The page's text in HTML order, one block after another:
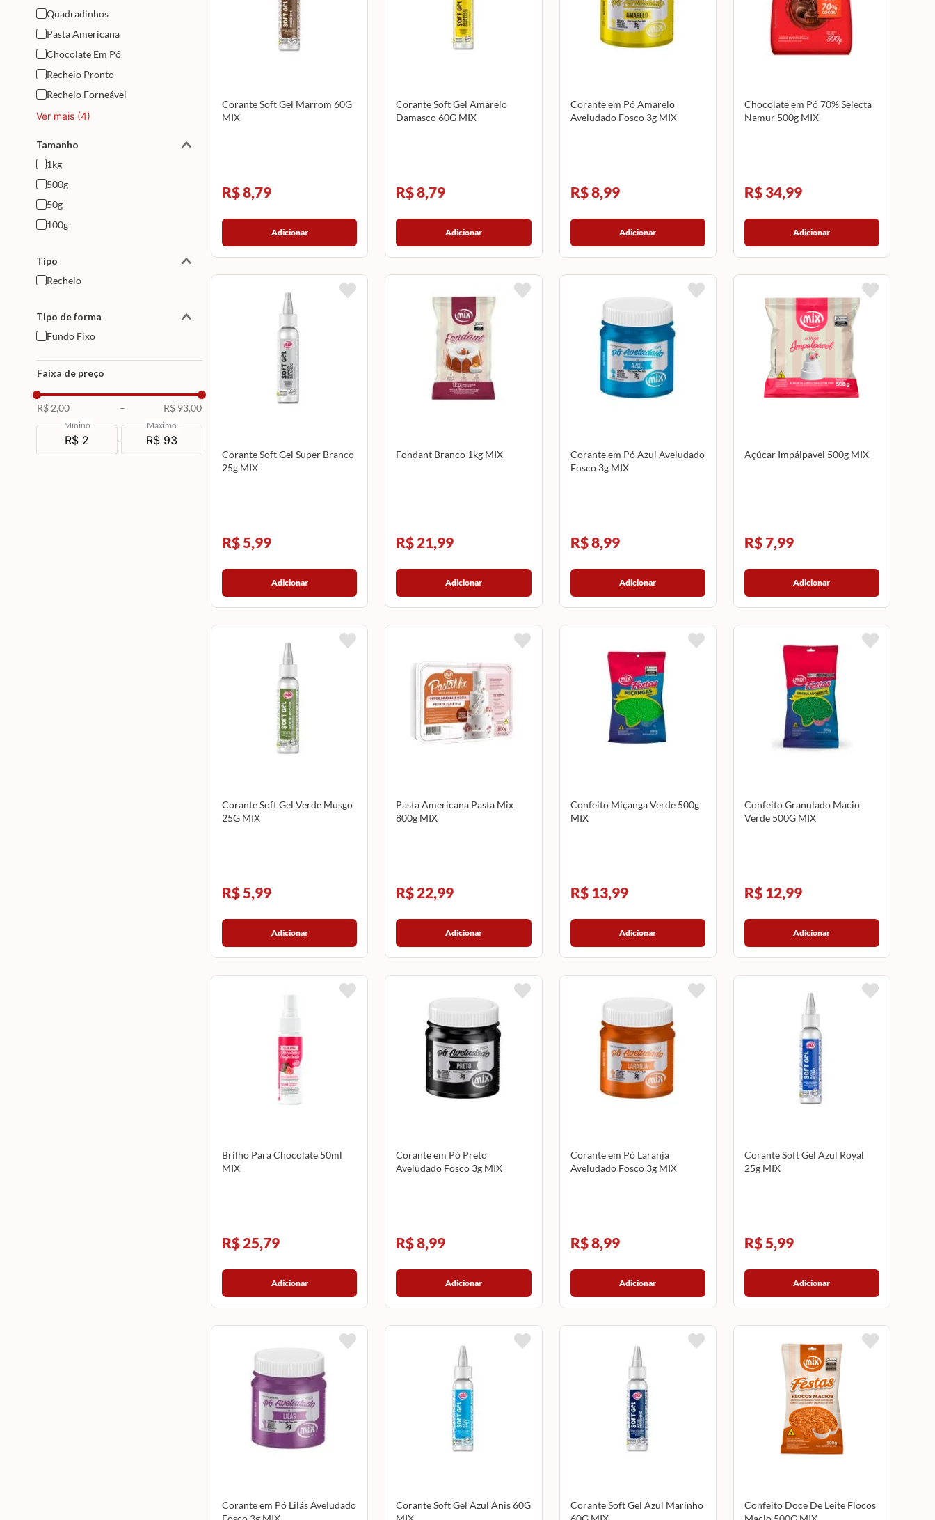
Quadradinhos
Pasta Americana
Chocolate Em Pó
Recheio Pronto
Recheio Forneável
Ver mais (4)
Tamanho
1kg
500g
50g
100g
Tipo
Recheio
Tipo de forma
Fundo Fixo
Faixa de preço
R$ 2,00 – R$ 93,00
Mínino
-
Máximo
Corante Soft Gel Marrom 60G
MIX
R$ 8,79
Adicionar
Corante Soft Gel Amarelo
Damasco 60G MIX
R$ 8,79
Adicionar
Corante em Pó Amarelo
Aveludado Fosco 3g MIX
R$ 8,99
Adicionar
Chocolate em Pó 70% Selecta
Namur 500g MIX
R$ 34,99
Adicionar
Corante Soft Gel Super Branco
25g MIX
R$ 5,99
Adicionar
Fondant Branco 1kg MIX
R$ 21,99
Adicionar
Corante em Pó Azul Aveludado
Fosco 3g MIX
R$ 8,99
Adicionar
Açúcar Impálpavel 500g MIX
R$ 7,99
Adicionar
Corante Soft Gel Verde Musgo
25G MIX
R$ 5,99
Adicionar
Pasta Americana Pasta Mix
800g MIX
R$ 22,99
Adicionar
Confeito Miçanga Verde 500g
MIX
R$ 13,99
Adicionar
Confeito Granulado Macio
Verde 500G MIX
R$ 12,99
Adicionar
Brilho Para Chocolate 50ml
MIX
R$ 25,79
Adicionar
Corante em Pó Preto
Aveludado Fosco 3g MIX
R$ 8,99
Adicionar
Corante em Pó Laranja
Aveludado Fosco 3g MIX
R$ 8,99
Adicionar
Corante Soft Gel Azul Royal
25g MIX
R$ 5,99
Adicionar
Corante em Pó Lilás Aveludado
Corante Soft Gel Azul Anis 60G
Corante Soft Gel Azul Marinho
Confeito Doce De Leite Flocos